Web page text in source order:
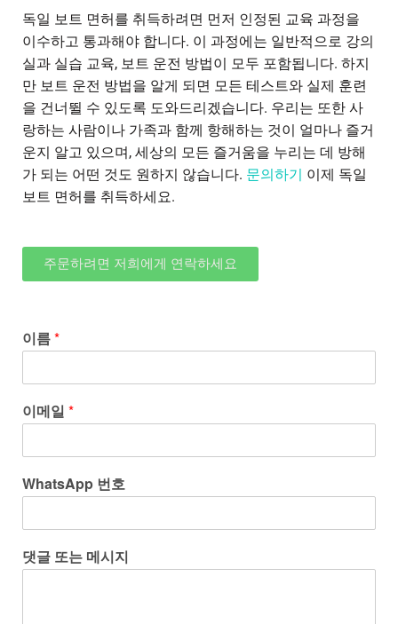
독일 보트 면허를 취득하려면 먼저 인정된 교육 과정을
이수하고 통과해야 합니다. 이 과정에는 일반적으로 강의
실과 실습 교육, 보트 운전 방법이 모두 포함됩니다. 하지
만 보트 운전 방법을 알게 되면 모든 테스트와 실제 훈련
을 건너뛸 수 있도록 도와드리겠습니다. 우리는 또한 사
랑하는 사람이나 가족과 함께 항해하는 것이 얼마나 즐거
운지 알고 있으며, 세상의 모든 즐거움을 누리는 데 방해
가 되는 어떤 것도 원하지 않습니다. 문의하기
이제 독일
보트 면허를 취득하세요.
주문하려면 저희에게 연락하세요
이름*
이메일 *
WhatsApp 번호
댓글 또는 메시지